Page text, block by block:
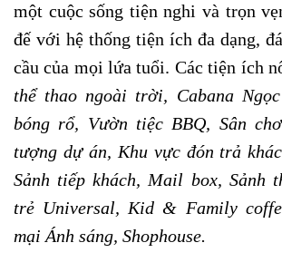
một cuộc sống tiện nghi và trọn
đế với hệ thống tiện ích đa dạng,
cầu của mọi lứa tuổi. Các tiện ích
thể thao ngoài trời, Cabana
bóng rổ, Vườn tiệc BBQ, Sân
tượng dự án, Khu vực đón trả
Sảnh tiếp khách, Mail box, Sảnh
trẻ Universal, Kid & Family
mại Ánh sáng, Shophouse.